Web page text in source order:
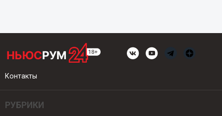
Контакты
РУБРИКИ